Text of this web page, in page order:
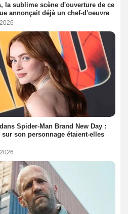
la sublime scène d'ouverture de ce
annonçait déjà un chef-d'oeuvre
Spider-Man Brand New Day :
sur son personnage étaient-elles